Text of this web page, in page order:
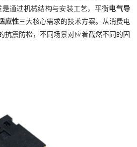
通过机械结构与安装工艺，平衡电气导
应性三大核心需求的技术方案。从消费电
抗震防松，不同场景对应着截然不同的固